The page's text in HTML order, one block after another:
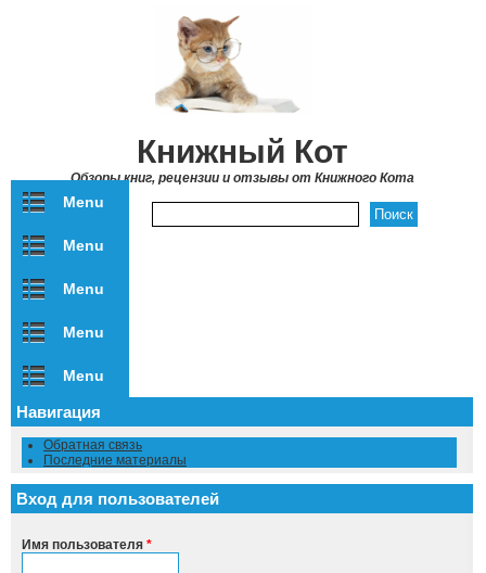
Книжный Кот
Обзоры книг, рецензии и отзывы от Книжного Кота
Menu
Menu
Menu
Menu
Menu
Навигация
Обратная связь
Последние материалы
Вход для пользователей
Имя пользователя *